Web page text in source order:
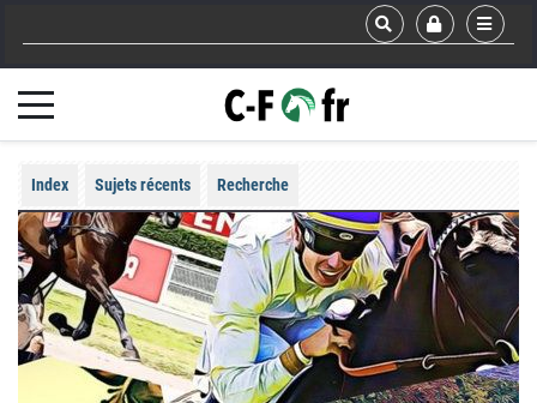
Index Sujets récents Recherche